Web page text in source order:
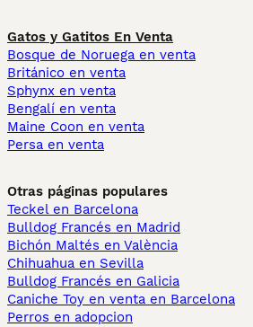
Gatos y Gatitos En Venta
Bosque de Noruega en venta
Británico en venta
Sphynx en venta
Bengalí en venta
Maine Coon en venta
Persa en venta
Otras páginas populares
Teckel en Barcelona
Bulldog Francés en Madrid
Bichón Maltés en València
Chihuahua en Sevilla
Bulldog Francés en Galicia
Caniche Toy en venta en Barcelona
Perros en adopcion